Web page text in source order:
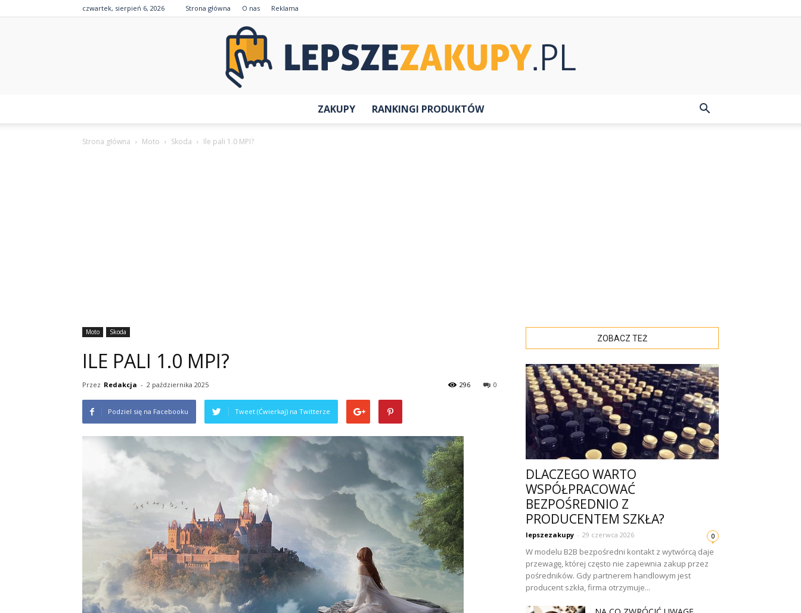
czwartek, sierpień 6, 2026 Strona główna O nas Reklama
ZAKUPY RANKINGI PRODUKTÓW
Strona główna Moto Skoda Ile pali 1.0 MPI?
Moto Skoda
ILE PALI 1.0 MPI?
Przez Redakcja - 2 października 2025 0
296
Podziel się na Facebooku Tweet (Ćwierkaj) na Twitterze
ZOBACZ TEŻ
DLACZEGO WARTO
WSPÓŁPRACOWAĆ
BEZPOŚREDNIO Z
PRODUCENTEM SZKŁA?
lepszezakupy - 29 czerwca 2026 0
W modelu B2B bezpośredni kontakt z wytwórcą daje
przewagę, której często nie zapewnia zakup przez
pośredników. Gdy partnerem handlowym jest
producent szkła, firma otrzymuje...